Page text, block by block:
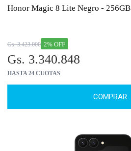
Honor Magic 8 Lite Negro - 256GB
2% OFF
Gs. 3.423.000
Gs. 3.340.848
HASTA 24 CUOTAS
COMPRAR